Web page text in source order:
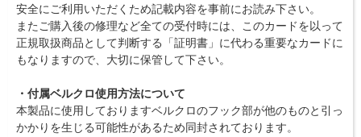
安全にご利用いただくため記載内容を事前にお読み下さい。
またご購入後の修理など全ての受付時には、このカードを以って
正規取扱商品として判断する「証明書」に代わる重要なカードに
もなりますので、大切に保管して下さい。
・付属ベルクロ使用方法について
本製品に使用しておりますベルクロのフック部が他のものと引っ
かかりを生じる可能性があるため同封されております。